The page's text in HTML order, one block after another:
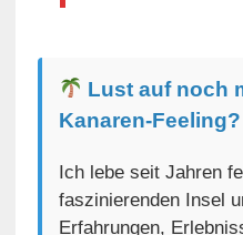
Lust auf noch
Kanaren-Feeling?
Ich lebe seit Jahren
faszinierenden Insel
Erfahrungen,